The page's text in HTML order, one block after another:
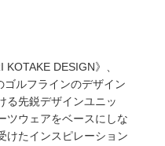
KOTAKE DESIGN》、
ゴルフラインのデザイン
る先鋭デザインユニッ
ツウェアをベースにしな
けたインスピレーション